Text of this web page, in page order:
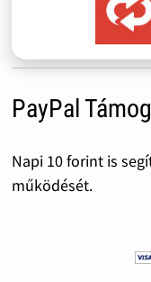
PayPal
Napi 10 forint is
működését.